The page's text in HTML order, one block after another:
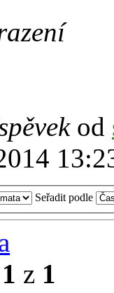
od
Seřadit podle
1 z 1